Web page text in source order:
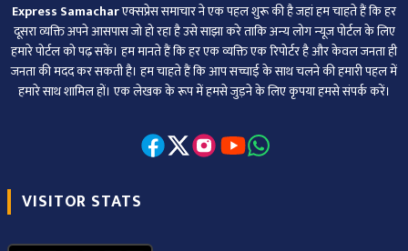
Express Samacharएक्सप्रेस समाचार ने एक पहल शुरू की है जहां हम चाहते हैं कि हर
दूसरा व्‍यक्ति अपने आसपास जो हो रहा है उसे साझा करे ताकि अन्‍य लोग न्‍यूज पोर्टल के लिए
हमारे पोर्टल को पढ़ सकें। हम मानते हैं कि हर एक व्यक्ति एक रिपोर्टर है और केवल जनता ही
जनता की मदद कर सकती है। हम चाहते हैं कि आप सच्चाई के साथ चलने की हमारी पहल में
हमारे साथ शामिल हों। एक लेखक के रूप में हमसे जुड़ने के लिए कृपया हमसे संपर्क करें।
VISITOR STATS